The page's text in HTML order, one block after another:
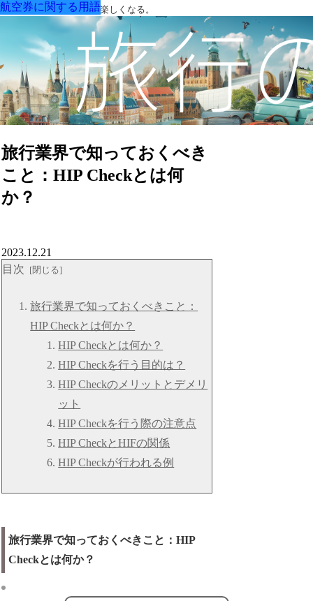
用語を知ると旅がもっと楽しくなる。
旅行業界で知っておくべき
こと：HIP Checkとは何
か？
航空券に関する用語
2023.12.21
目次
旅行業界で知っておくべきこと：
HIP Checkとは何か？
HIP Checkとは何か？
HIP Checkを行う目的は？
HIP Checkのメリットとデメリ
ット
HIP Checkを行う際の注意点
HIP CheckとHIFの関係
HIP Checkが行われる例
旅行業界で知っておくべきこと：HIP
Checkとは何か？
航空券に関する用語
航空券に関する用語
航空券に関する用語
航空券に関する用語
航空券に関する用語
航空券に関する用語